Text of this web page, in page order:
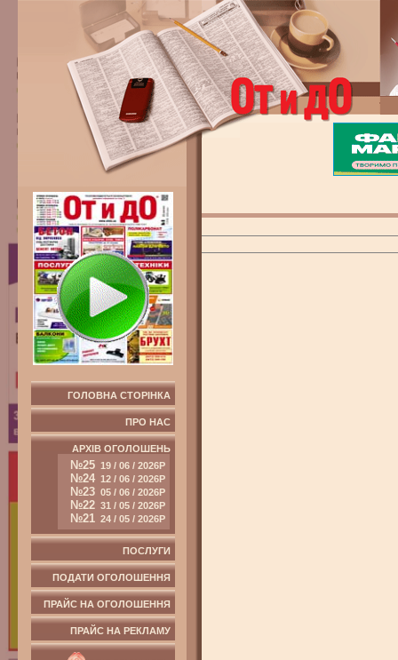
ГОЛОВНА СТОРІНКА
ПРО НАС
АРХІВ ОГОЛОШЕНЬ
№25 19 / 06 / 2026Р
№24 12 / 06 / 2026Р
№23 05 / 06 / 2026Р
№22 31 / 05 / 2026Р
№21 24 / 05 / 2026Р
ПОСЛУГИ
ПОДАТИ ОГОЛОШЕННЯ
ПРАЙС НА ОГОЛОШЕННЯ
ПРАЙС НА РЕКЛАМУ